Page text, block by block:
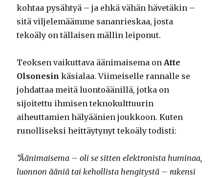
kohtaa pysähtyä – ja ehkä vähän hävetäkin –
sitä viljelemäämme sananrieskaa, josta
tekoäly on tällaisen mällin leiponut.
Teoksen vaikuttava äänimaisema on Atte
Olsonesin käsialaa. Viimeiselle rannalle se
johdattaa meitä luontoäänillä, jotka on
sijoitettu ihmisen teknokulttuurin
aiheuttamien hälyäänien joukkoon. Kuten
runolliseksi heittäytynyt tekoäly todisti:
”Äänimaisema – oli se sitten elektronista huminaa,
luonnon ääniä tai kehollista hengitystä – rakensi